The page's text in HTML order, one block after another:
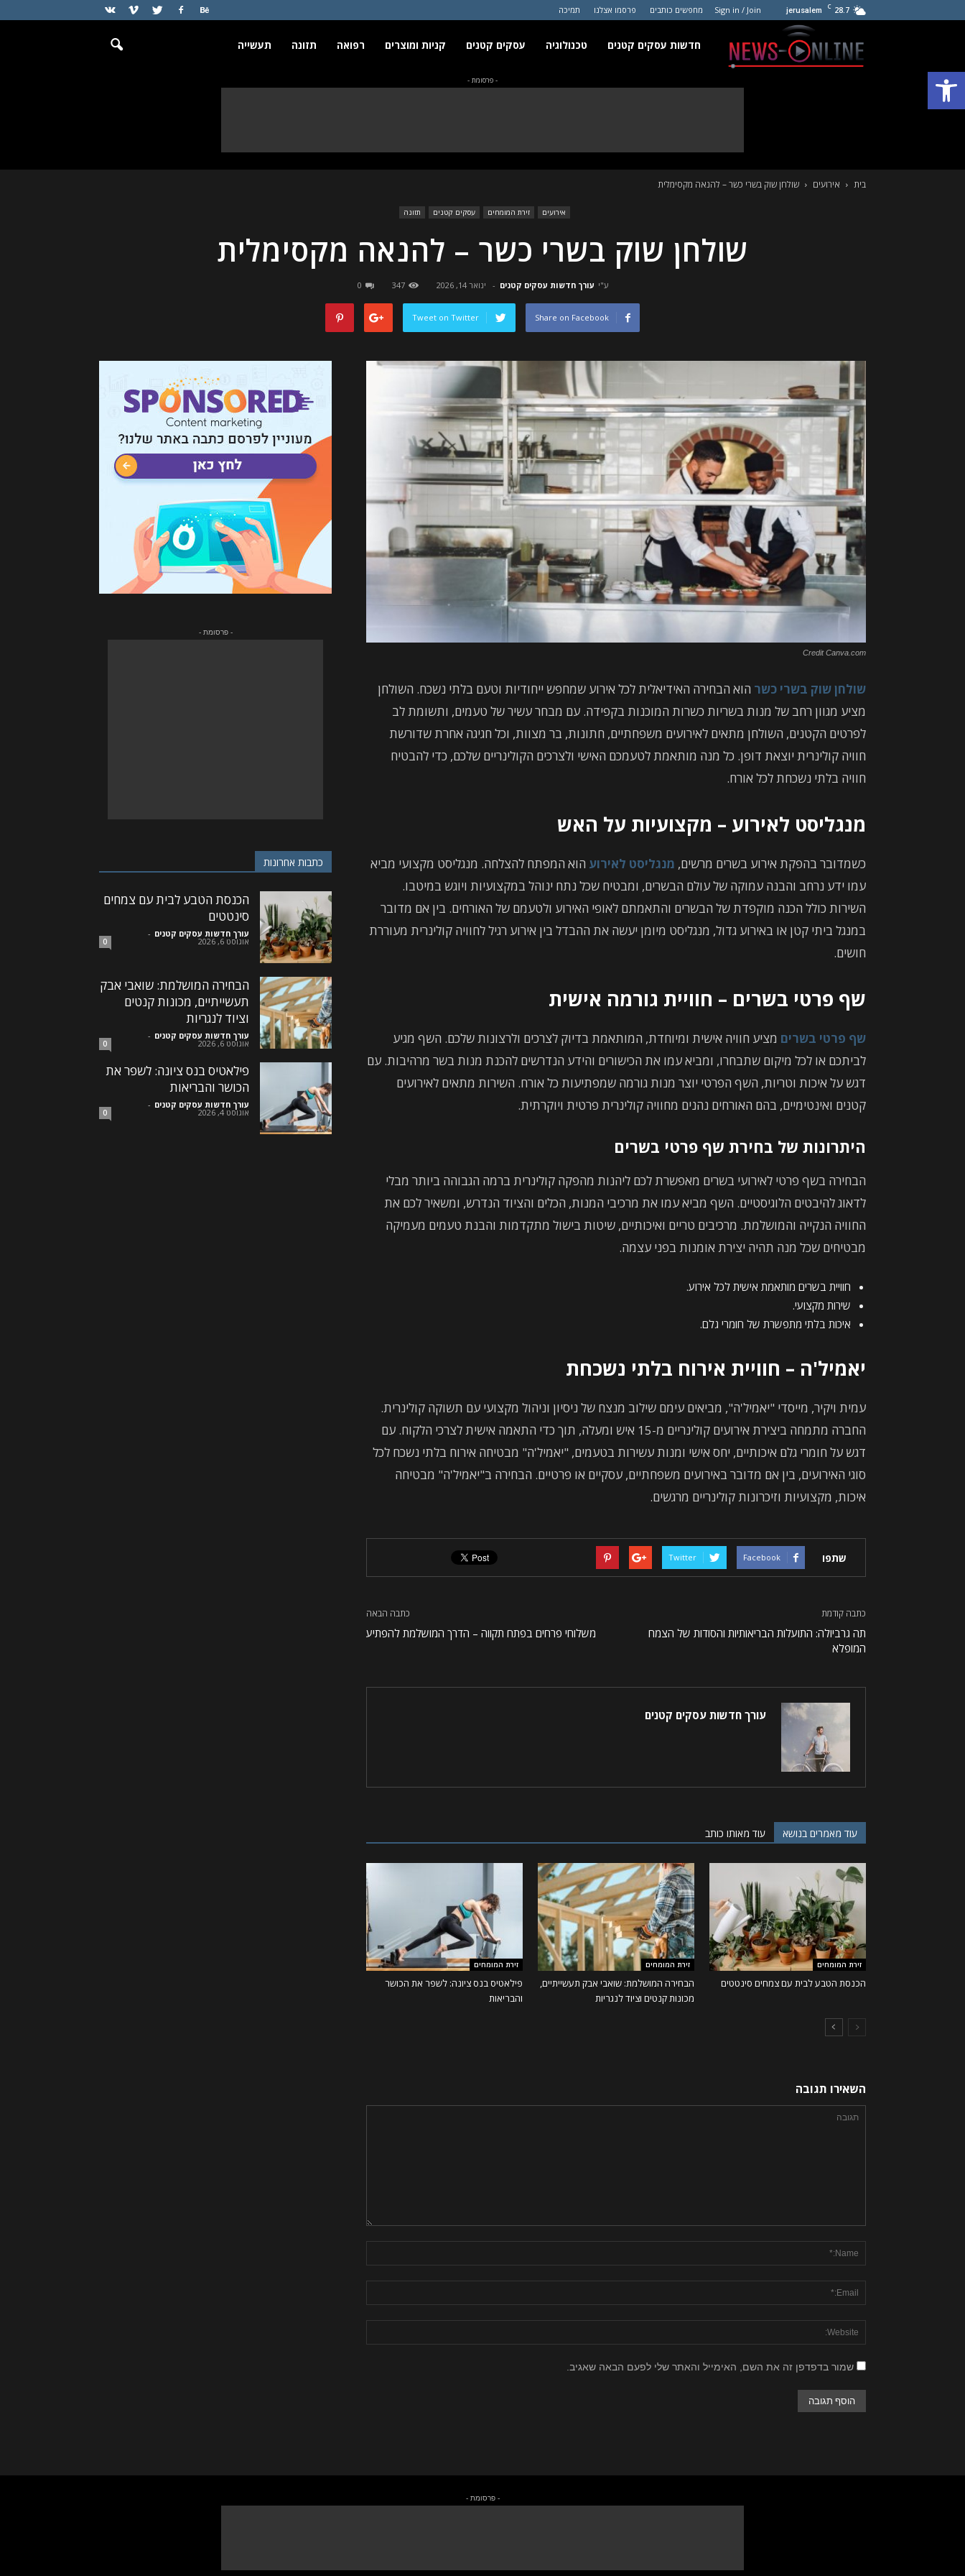
פתח סרגל נגישות
28.7
C
jerusalem
Sign in / Join מחפשים כותבים פרסמו אצלנו תמיכה
חדשות
חדשות עסקים קטנים טכנולוגיה עסקים קטנים קניות ומוצרים רפואה תזונה תעשייה
- פרסומת -
בית אירועים שולחן שוק בשרי כשר – להנאה מקסימלית
אירועים זירת המומחים עסקים קטנים תזונה
שולחן שוק בשרי כשר – להנאה מקסימלית
ע"י עורך חדשות עסקים קטנים - ינואר 14, 2026 347
0
Share on Facebook
Tweet on Twitter
Credit Canva.com
שולחן שוק בשרי כשר הוא הבחירה האידיאלית לכל אירוע שמחפש ייחודיות וטעם בלתי נשכח. השולחן
מציע מגוון רחב של מנות בשריות כשרות המוכנות בקפידה. עם מבחר עשיר של טעמים, ותשומת לב
לפרטים הקטנים, השולחן מתאים לאירועים משפחתיים, חתונות, בר מצוות, וכל חגיגה אחרת שדורשת
חוויה קולינרית יוצאת דופן. כל מנה מותאמת לטעמכם האישי ולצרכים הקולינריים שלכם, כדי להבטיח
חוויה בלתי נשכחת לכל אורח.
מנגליסט לאירוע – מקצועיות על האש
כשמדובר בהפקת אירוע בשרים מרשים, מנגליסט לאירוע הוא המפתח להצלחה. מנגליסט מקצועי מביא
עמו ידע נרחב והבנה עמוקה של עולם הבשרים, ומבטיח שכל נתח ינוהל במקצועיות ויוגש במיטבו.
השירות כולל הכנה מוקפדת של הבשרים והתאמתם לאופי האירוע ולטעמם של האורחים. בין אם מדובר
במנגל ביתי קטן או באירוע גדול, מנגליסט מיומן יעשה את ההבדל בין אירוע רגיל לחוויה קולינרית מעוררת
חושים.
שף פרטי בשרים – חוויית גורמה אישית
שף פרטי בשרים מציע חוויה אישית ומיוחדת, המותאמת בדיוק לצרכים ולרצונות שלכם. השף מגיע
לביתכם או לכל מיקום שתבחרו, ומביא עמו את הכישורים והידע הנדרשים להכנת מנות בשר מרהיבות. עם
דגש על איכות וטריות, השף הפרטי יוצר מנות גורמה שמפתיעות כל אורח. השירות מתאים לאירועים
קטנים ואינטימיים, בהם האורחים נהנים מחוויה קולינרית פרטית ויוקרתית.
היתרונות של בחירת שף פרטי בשרים
הבחירה בשף פרטי לאירועי בשרים מאפשרת לכם ליהנות מהפקה קולינרית ברמה הגבוהה ביותר מבלי
לדאוג להיבטים הלוגיסטיים. השף מביא עמו את מרכיבי המנות, הכלים והציוד הנדרש, ומשאיר לכם את
החוויה הנקייה והמושלמת. מרכיבים טריים ואיכותיים, שיטות בישול מתקדמות והבנת טעמים מעמיקה
מבטיחים שכל מנה תהיה יצירת אומנות בפני עצמה.
חוויית בשרים מותאמת אישית לכל אירוע.
שירות מקצועי.
איכות בלתי מתפשרת של חומרי גלם.
יאמיל'ה – חוויית אירוח בלתי נשכחת
עמית ויקיר, מייסדי "יאמיל'ה", מביאים עימם שילוב מנצח של ניסיון וניהול מקצועי עם תשוקה קולינרית.
החברה מתמחה ביצירת אירועים קולינריים מ-15 איש ומעלה, תוך כדי התאמה אישית לצרכי הלקוח. עם
דגש על חומרי גלם איכותיים, יחס אישי ומנות עשירות בטעמים, "יאמיל'ה" מבטיחה אירוח בלתי נשכח לכל
סוגי האירועים, בין אם מדובר באירועים משפחתיים, עסקיים או פרטיים. הבחירה ב"יאמיל'ה" מבטיחה
איכות, מקצועיות וזיכרונות קולינריים מרגשים.
שתפו Facebook
Twitter
כתבה קודמת
תה גרביולה: התועלות הבריאותיות והסודות של הצמח
המופלא
כתבה הבאה
משלוחי פרחים בפתח תקווה – הדרך המושלמת להפתיע
עורך חדשות עסקים קטנים
עוד מאמרים בנושא עוד מאותו כותב
זירת המומחים
הכנסת הטבע לבית עם צמחים סינטטים
זירת המומחים
הבחירה המושלמת: שואבי אבק תעשייתיים,
מכונות קנטים וציוד לנגריות
זירת המומחים
פילאטיס בנס ציונה: לשפר את הכושר
והבריאות
השאירו תגובה
שמור בדפדפן זה את השם, האימייל והאתר שלי לפעם הבאה שאגיב.
- פרסומת -
כתבות אחרונות
הכנסת הטבע לבית עם צמחים
סינטטים
עורך חדשות עסקים קטנים -
אוגוסט 6, 2026 0
הבחירה המושלמת: שואבי אבק
תעשייתיים, מכונות קנטים
וציוד לנגריות
עורך חדשות עסקים קטנים -
אוגוסט 6, 2026 0
פילאטיס בנס ציונה: לשפר את
הכושר והבריאות
עורך חדשות עסקים קטנים -
אוגוסט 4, 2026 0
- פרסומת -